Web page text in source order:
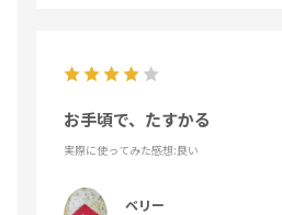
お手頃で、たすかる
実際に使ってみた感想:良い
ベリー